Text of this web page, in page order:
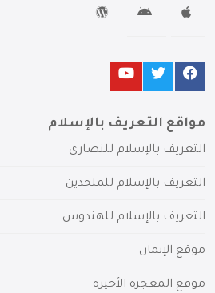
مواقع التعريف بالإسلام
التعريف بالإسلام للنصارى
التعريف بالإسلام للملحدين
التعريف بالإسلام للهندوس
موقع الإيمان
موقع المعجزة الأخيرة